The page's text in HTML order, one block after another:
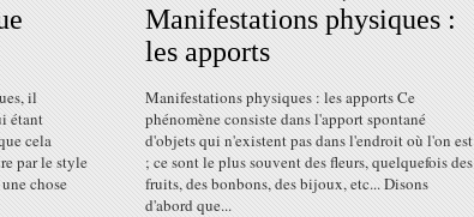
il
étant
cela
par le style
chose
Manifestations physiques :
les apports
Manifestations physiques : les apports Ce
phénomène consiste dans l'apport spontané
d'objets qui n'existent pas dans l'endroit où l'on est
; ce sont le plus souvent des fleurs, quelquefois des
fruits, des bonbons, des bijoux, etc... Disons
d'abord que...